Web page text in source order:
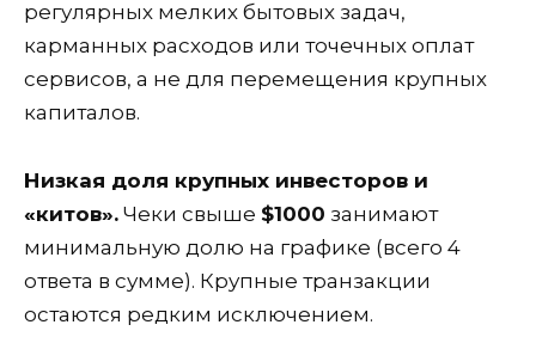
регулярных мелких бытовых задач,
карманных расходов или точечных оплат
сервисов, а не для перемещения крупных
капиталов.
Низкая доля крупных инвесторов и
«китов». Чеки свыше $1000 занимают
минимальную долю на графике (всего 4
ответа в сумме). Крупные транзакции
остаются редким исключением.